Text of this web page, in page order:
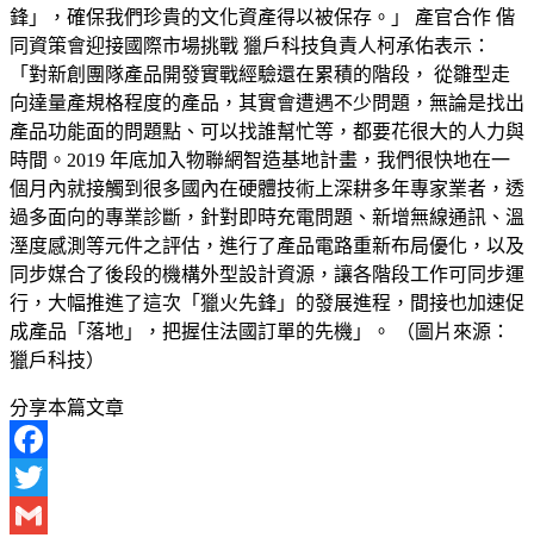
鋒」，確保我們珍貴的文化資產得以被保存。」 產官合作 偕
同資策會迎接國際市場挑戰 獵戶科技負責人柯承佑表示：
「對新創團隊產品開發實戰經驗還在累積的階段， 從雛型走
向達量產規格程度的產品，其實會遭遇不少問題，無論是找出
產品功能面的問題點、可以找誰幫忙等，都要花很大的人力與
時間。2019 年底加入物聯網智造基地計畫，我們很快地在一
個月內就接觸到很多國內在硬體技術上深耕多年專家業者，透
過多面向的專業診斷，針對即時充電問題、新增無線通訊、溫
溼度感測等元件之評估，進行了產品電路重新布局優化，以及
同步媒合了後段的機構外型設計資源，讓各階段工作可同步運
行，大幅推進了這次「獵火先鋒」的發展進程，間接也加速促
成產品「落地」，把握住法國訂單的先機」。 （圖片來源：
獵戶科技）
分享本篇文章
Facebook
Twitter